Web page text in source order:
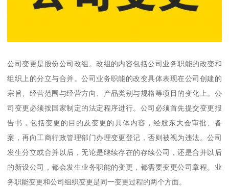
公司变更是股份公司改组。改组的内容包括公司业务职能的改变和
组织上的分立与合并。公司业务职能的改变具体表现在公司创建的
宗旨、经营范围与经营方向、产品类别与规格等项目的变化上。公
司变更必须按国家制定的法定程序进行。公司必须首先提交变更报
告书，包括变更的目的及变更的具体内容，经股东大会审批、备
案，再向工商行政管理部门办理变更登记，否则被视为违法。公司
发生分立或合并以后，无论是继续存在的存续公司，还是合并以后
的新设公司，都会发生业务职能的变更，都需要变更公司章程。业
务职能变更和公司组织变更是同一变更过程的两个方面。